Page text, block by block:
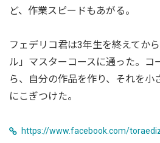
ど、作業スピードもあがる。
フェデリコ君は3年生を終えてか
ル」マスターコースに通った。コ
ら、自分の作品を作り、それを小
にこぎつけた。
https://www.facebook.com/